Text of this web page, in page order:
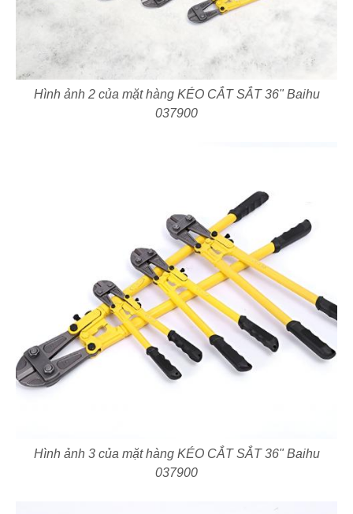
Hình ảnh 2 của mặt hàng KÉO CẮT SẮT 36" Baihu
037900
Hình ảnh 3 của mặt hàng KÉO CẮT SẮT 36" Baihu
037900